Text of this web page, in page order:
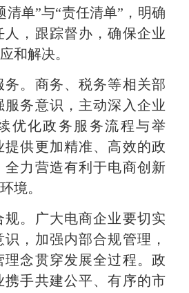
清单”与“责任清单”，明确
人，跟踪督办，确保企业
和解决。
。商务、税务等相关部
服务意识，主动深入企业
优化政务服务流程与举
提供更加精准、高效的政
全力营造有利于电商创新
境。
。广大电商企业要切实
，加强内部合规管理，
理念贯穿发展全过程。政
携手共建公平、有序的市